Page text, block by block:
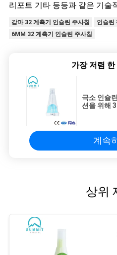
리포트 기타 등등과 같은 기술
감마 32 계측기 인슐린 주사침
인슐린
6MM 32 계측기 인슐린 주사침
가장 저렴
극소 인슐
션을 위해
계속
상위